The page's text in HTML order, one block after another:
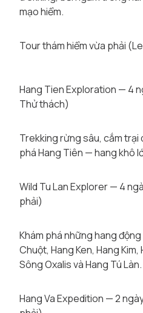
mạo hiểm.
Tour thám hiểm vừa phải
Hang Tien Exploration — 4
Thử thách)
Trekking rừng sâu, cắm trại
phá Hang Tiên — hang khô
Wild Tu Lan Explorer — 4
phải)
Khám phá những hang
Chuột, Hang Ken, Hang
Sông Oxalis và Hang Tú Làn.
Hang Va Expedition — 2